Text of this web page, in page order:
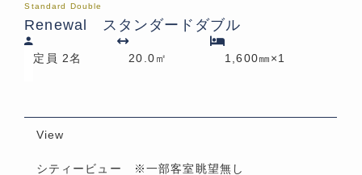
Standard Double
Renewal スタンダードダブル
定員 2名 20.0㎡ 1,600㎜×1
View
シティービュー ※一部客室眺望無し